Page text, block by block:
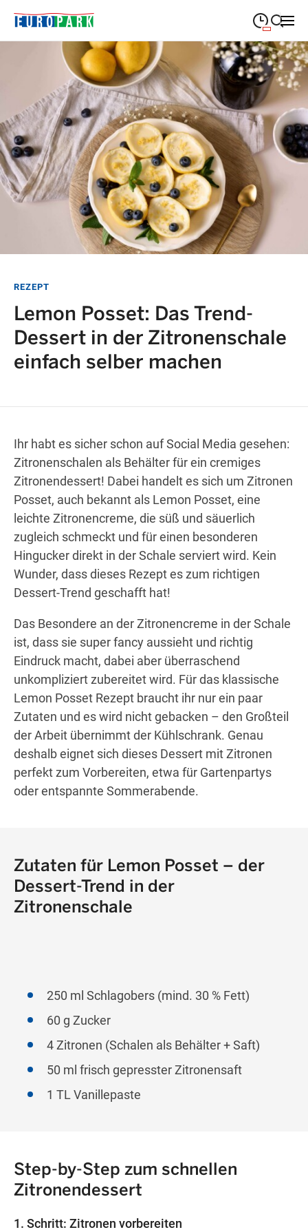
Suche schließen
MONTAG 09:00—19:30
Dienstag
DIENSTAG 09:00 — 19:30
Mittwoch
MITTWOCH 09:00—19:30
Donnerstag
DONNERSTAG 09:00—
Freitag
FREITAG 09:00—
Feiertags geschlossen
Wegbeschreibung erhalten
REZEPT
Lemon Posset: Das Trend-
Dessert in der Zitronenschale
einfach selber machen
Ihr habt es sicher schon auf Social Media gesehen:
Zitronenschalen als Behälter für ein cremiges
Zitronendessert! Dabei handelt es sich um Zitronen
Posset, auch bekannt als Lemon Posset, eine
leichte Zitronencreme, die süß und säuerlich
zugleich schmeckt und für einen besonderen
Hingucker direkt in der Schale serviert wird. Kein
Wunder, dass dieses Rezept es zum richtigen
Dessert-Trend geschafft hat!
Das Besondere an der Zitronencreme in der Schale
ist, dass sie super fancy aussieht und richtig
Eindruck macht, dabei aber überraschend
unkompliziert zubereitet wird. Für das klassische
Lemon Posset Rezept braucht ihr nur ein paar
Zutaten und es wird nicht gebacken – den Großteil
der Arbeit übernimmt der Kühlschrank. Genau
deshalb eignet sich dieses Dessert mit Zitronen
perfekt zum Vorbereiten, etwa für Gartenpartys
oder entspannte Sommerabende.
Zutaten für Lemon Posset – der
Dessert-Trend in der
Zitronenschale
250 ml Schlagobers (mind. 30 % Fett)
60 g Zucker
4 Zitronen (Schalen als Behälter + Saft)
50 ml frisch gepresster Zitronensaft
1 TL Vanillepaste
Step-by-Step zum schnellen
Zitronendessert
1. Schritt: Zitronen vorbereiten